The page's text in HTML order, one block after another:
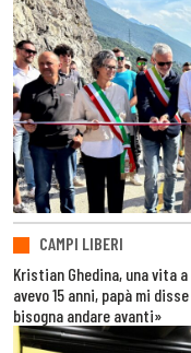
CAMPI LIBERI
Kristian Ghedina, una vita
avevo 15 anni, papà mi
bisogna andare avanti»